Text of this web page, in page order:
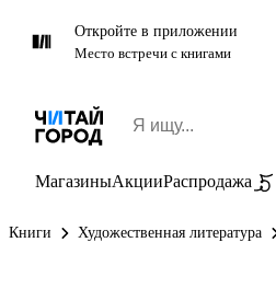
Откройте в приложении
Место встречи с книгами
МагазиныАкцииРаспродажа
Книги Художественная литература